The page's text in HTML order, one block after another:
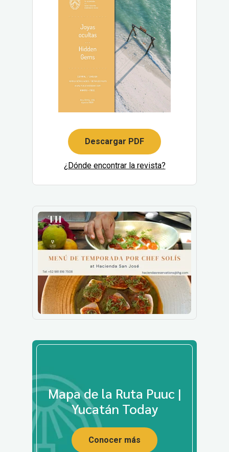
Descargar PDF
¿Dónde encontrar la revista?
Mapa de la Ruta Puuc |
Yucatán Today
Conocer más